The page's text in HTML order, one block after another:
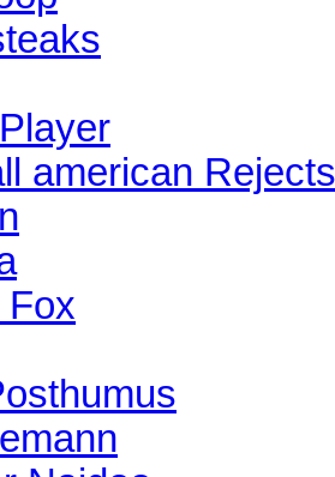
american Rejects
Fox